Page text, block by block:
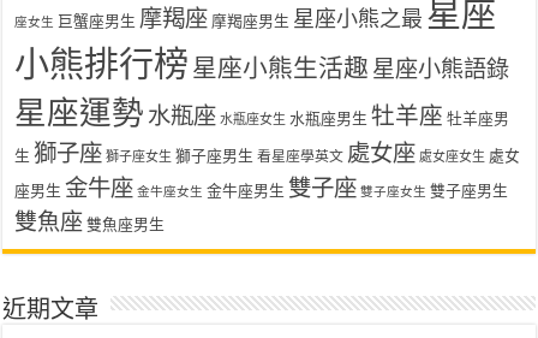
座女生 巨蟹座男生 摩羯座 摩羯座男生 星座小熊之最 星座
小熊排行榜 星座小熊生活趣 星座小熊語錄
星座運勢 水瓶座 水瓶座女生 水瓶座男生 牡羊座 牡羊座男
生 獅子座 獅子座女生 獅子座男生 看星座學英文 處女座 處女座女生 處女
座男生 金牛座 金牛座女生 金牛座男生 雙子座 雙子座女生 雙子座男生
雙魚座 雙魚座男生
近期文章